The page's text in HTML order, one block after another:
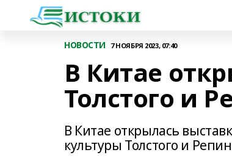
НОВОСТИ 7 НОЯБРЯ 2023, 07:40
В Китае
Толстого и
В Китае открылась
культуры Толстого и